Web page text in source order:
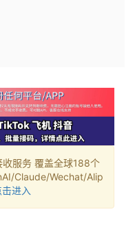
服务 覆盖全球188个
Claude/Wechat/Alip
击进入